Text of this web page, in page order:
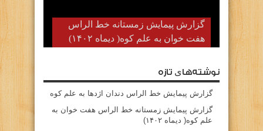
گزارش پیمایش زمستانه خط الراس
هفت خوان به علم کوه( دیماه ۱۴۰۲)
نوشته‌های تازه
گزارش پیمایش خط الراس دندان اژدها به علم کوه
گزارش پیمایش زمستانه خط الراس هفت خوان به
علم کوه( دیماه ۱۴۰۲)